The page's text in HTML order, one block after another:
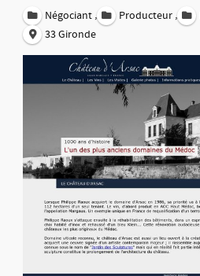
Négociant , Producteur ,
33 Gironde